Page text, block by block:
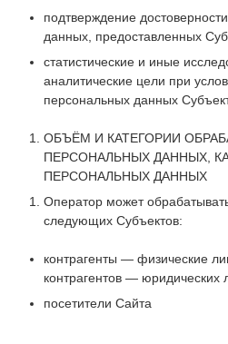
подтверждение
данных, предоставленных
статистические и иные
аналитические цели при
персональных данных
ОБЪЁМ И КАТЕГОРИИ
ПЕРСОНАЛЬНЫХ ДАННЫХ,
ПЕРСОНАЛЬНЫХ ДАННЫХ
Оператор может
следующих Субъектов:
контрагенты — физические
контрагентов — юридических
посетители Сайта